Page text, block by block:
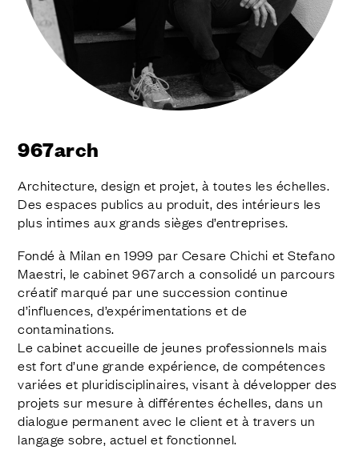
Boutons et accessoires pour meubles
Poignées pour portes coulissantes
Poignées pour portes coulissantes levantes
FINITIONS
SYSTÈMES
CONTACTS
967arch
Architecture, design et projet, à toutes les échelles.
Des espaces publics au produit, des intérieurs les
plus intimes aux grands sièges d’entreprises.
Fondé à Milan en 1999 par Cesare Chichi et Stefano
Maestri, le cabinet 967arch a consolidé un parcours
créatif marqué par une succession continue
d’influences, d’expérimentations et de
contaminations.
Le cabinet accueille de jeunes professionnels mais
est fort d’une grande expérience, de compétences
variées et pluridisciplinaires, visant à développer des
projets sur mesure à différentes échelles, dans un
dialogue permanent avec le client et à travers un
langage sobre, actuel et fonctionnel.